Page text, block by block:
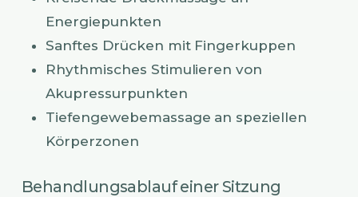
Energiepunkten
Sanftes Drücken mit Fingerkuppen
Rhythmisches Stimulieren von
Akupressurpunkten
Tiefengewebemassage an speziellen
Körperzonen
Behandlungsablauf einer Sitzung